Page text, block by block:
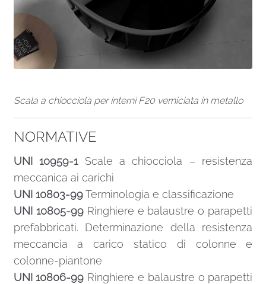
Scala a chiocciola per interni F20 verniciata in metallo
NORMATIVE
UNI 10959-1Scale a chiocciola – resistenza
meccanica ai carichi
UNI 10803-99Terminologia e classificazione
UNI 10805-99Ringhiere e balaustre o parapetti
prefabbricati. Determinazione della resistenza
meccancia a carico statico di colonne e
colonne-piantone
UNI 10806-99 Ringhiere e balaustre o parapetti